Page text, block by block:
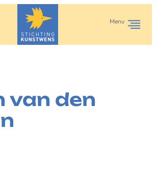
Menu
van den